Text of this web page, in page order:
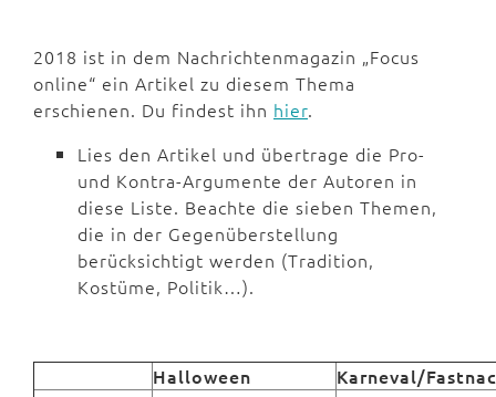
2018 ist in dem Nachrichtenmagazin „Focus
online“ ein Artikel zu diesem Thema
erschienen. Du findest ihn hier.
Lies den Artikel und übertrage die Pro-
und Kontra-Argumente der Autoren in
diese Liste. Beachte die sieben Themen,
die in der Gegenüberstellung
berücksichtigt werden (Tradition,
Kostüme, Politik…).
Halloween Karneval/